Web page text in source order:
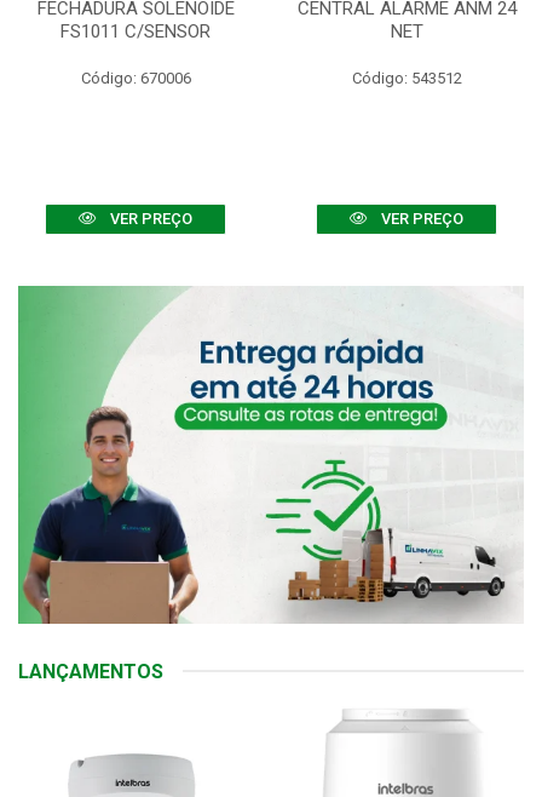
FECHADURA SOLENOIDE
FS1011 C/SENSOR
Código: 670006
VER PREÇO
CENTRAL ALARME ANM 24
NET
Código: 543512
VER PREÇO
LANÇAMENTOS